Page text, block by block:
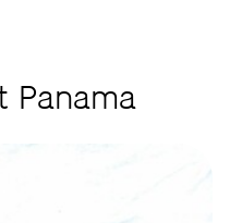
Panama